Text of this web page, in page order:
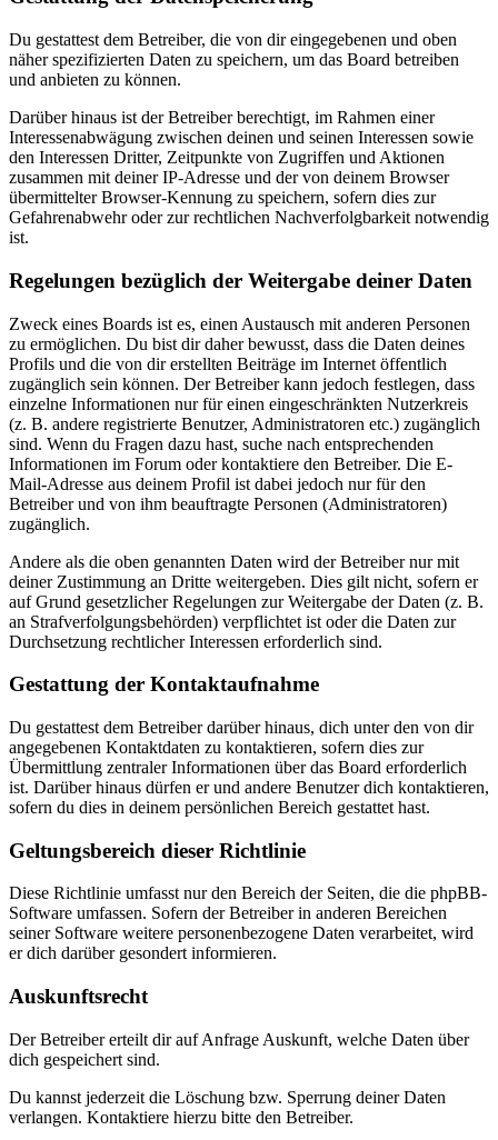
Du gestattest dem Betreiber, die von dir eingegebenen und oben
näher spezifizierten Daten zu speichern, um das Board betreiben
und anbieten zu können.
Darüber hinaus ist der Betreiber berechtigt, im Rahmen einer
Interessenabwägung zwischen deinen und seinen Interessen sowie
den Interessen Dritter, Zeitpunkte von Zugriffen und Aktionen
zusammen mit deiner IP-Adresse und der von deinem Browser
übermittelter Browser-Kennung zu speichern, sofern dies zur
Gefahrenabwehr oder zur rechtlichen Nachverfolgbarkeit notwendig
ist.
Regelungen bezüglich der Weitergabe deiner Daten
Zweck eines Boards ist es, einen Austausch mit anderen Personen
zu ermöglichen. Du bist dir daher bewusst, dass die Daten deines
Profils und die von dir erstellten Beiträge im Internet öffentlich
zugänglich sein können. Der Betreiber kann jedoch festlegen, dass
einzelne Informationen nur für einen eingeschränkten Nutzerkreis
(z. B. andere registrierte Benutzer, Administratoren etc.) zugänglich
sind. Wenn du Fragen dazu hast, suche nach entsprechenden
Informationen im Forum oder kontaktiere den Betreiber. Die E-
Mail-Adresse aus deinem Profil ist dabei jedoch nur für den
Betreiber und von ihm beauftragte Personen (Administratoren)
zugänglich.
Andere als die oben genannten Daten wird der Betreiber nur mit
deiner Zustimmung an Dritte weitergeben. Dies gilt nicht, sofern er
auf Grund gesetzlicher Regelungen zur Weitergabe der Daten (z. B.
an Strafverfolgungsbehörden) verpflichtet ist oder die Daten zur
Durchsetzung rechtlicher Interessen erforderlich sind.
Gestattung der Kontaktaufnahme
Du gestattest dem Betreiber darüber hinaus, dich unter den von dir
angegebenen Kontaktdaten zu kontaktieren, sofern dies zur
Übermittlung zentraler Informationen über das Board erforderlich
ist. Darüber hinaus dürfen er und andere Benutzer dich kontaktieren,
sofern du dies in deinem persönlichen Bereich gestattet hast.
Geltungsbereich dieser Richtlinie
Diese Richtlinie umfasst nur den Bereich der Seiten, die die phpBB-
Software umfassen. Sofern der Betreiber in anderen Bereichen
seiner Software weitere personenbezogene Daten verarbeitet, wird
er dich darüber gesondert informieren.
Auskunftsrecht
Der Betreiber erteilt dir auf Anfrage Auskunft, welche Daten über
dich gespeichert sind.
Du kannst jederzeit die Löschung bzw. Sperrung deiner Daten
verlangen. Kontaktiere hierzu bitte den Betreiber.